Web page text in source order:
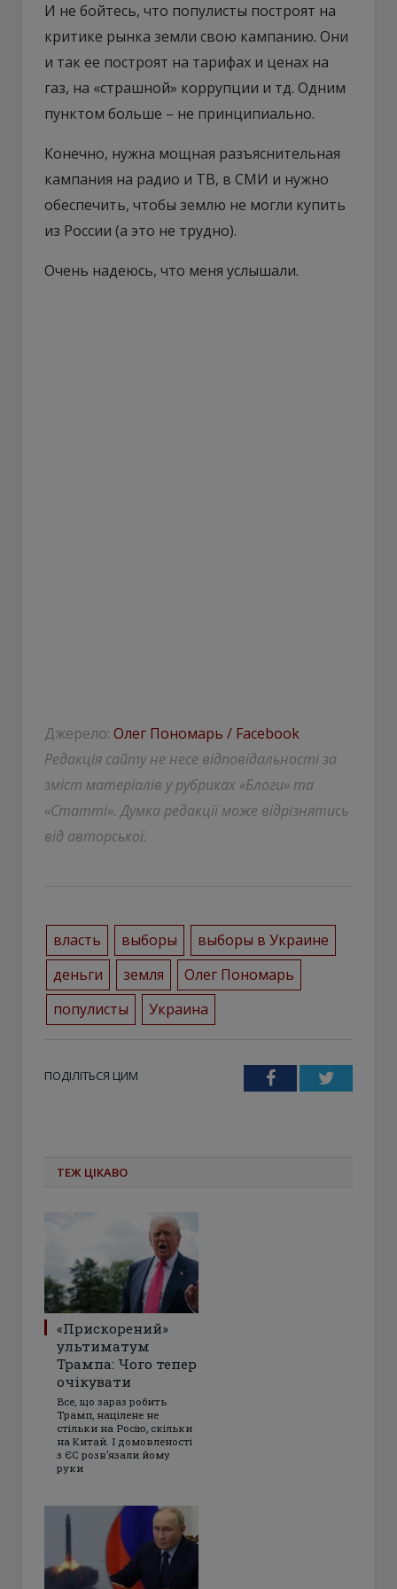
И не бойтесь, что популисты построят на
критике рынка земли свою кампанию. Они
и так ее построят на тарифах и ценах на
газ, на «страшной» коррупции и тд. Одним
пунктом больше – не принципиально.
Конечно, нужна мощная разъяснительная
кампания на радио и ТВ, в СМИ и нужно
обеспечить, чтобы землю не могли купить
из России (а это не трудно).
Очень надеюсь, что меня услышали.
Джерело: Олег Пономарь / Facebook
Редакція сайту не несе відповідальності за
зміст матеріалів у рубриках «Блоги» та
«Статті». Думка редакції може відрізнятись
від авторської.
власть выборы
выборы в Украине
деньги
земля
Олег Пономарь
популисты
Украина
ПОДІЛІТЬСЯ ЦИМ FacebookTwitter
ТЕЖ ЦІКАВО
«Прискорений»
ультиматум
Трампа: Чого тепер
очікувати
Все, що зараз робить
Трамп, націлене не
стільки на Росію, скільки
на Китай. І домовленості
з ЄС розвʼязали йому
руки